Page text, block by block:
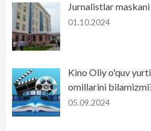
Jurnalistlar
01.10.2024
Kino Oliy o'quv
omillarini
05.09.2024